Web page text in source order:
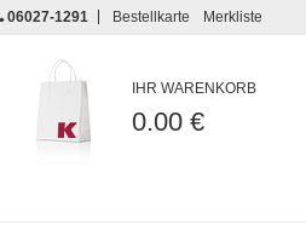
06027-1291 Bestellkarte Merkliste
IHR WARENKORB
0.00 €